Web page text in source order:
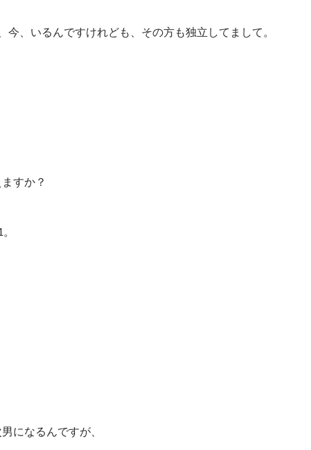
今、いるんですけれども、その方も独立してまして。
すか？
になるんですが、